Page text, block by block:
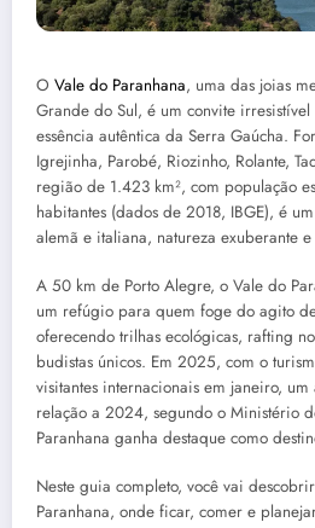
O Vale do Paranhana, uma das joias
Grande do Sul, é um convite
essência autêntica da Serra Gaúcha.
Igrejinha, Parobé, Riozinho, Rolante,
região de 1.423 km², com população
habitantes (dados de 2018, IBGE), é
alemã e italiana, natureza exuberante
A 50 km de Porto Alegre, o Vale do
um refúgio para quem foge do agito
oferecendo trilhas ecológicas, rafting
budistas únicos. Em 2025, com o
visitantes internacionais em janeiro,
relação a 2024, segundo o Ministério
Paranhana ganha destaque como
Neste guia completo, você vai
Paranhana, onde ficar, comer e